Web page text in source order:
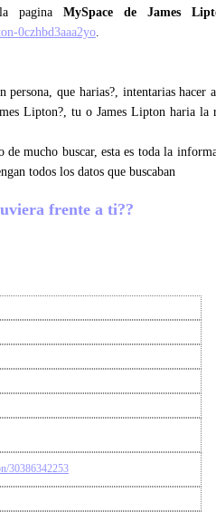
la paginaMySpace de James
0czhbd3aaa2yo.
persona, que harias?, intentarias hacer
Lipton?, tu o James Lipton haria la
mucho buscar, esta es toda la
todos los datos que buscaban
frente a ti??
30386342253